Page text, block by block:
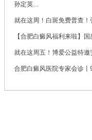
刘斌
业于
孙定英...
就在这周！白斑免费普查！
【合肥白癜风福利来啦】国
就在这周五！博爱公益特邀
合肥白癜风医院专家会诊丨